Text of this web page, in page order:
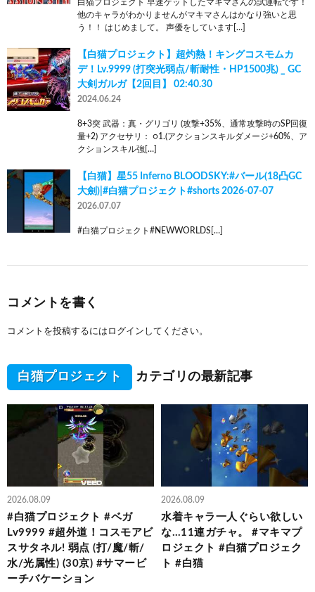
白猫プロジェクト 早速ゲットしたマキマさんの試運転です！
他のキャラがわかりませんがマキマさんはかなり強いと思
う！！ はじめまして。 声優をしています[…]
【白猫プロジェクト】超灼熱！キングコスモムカ
デ！Lv.9999 (打突光弱点/斬耐性・HP1500兆) _ GC
大剣ガルガ【2回目】 02:40.30
2024.06.24
8+3突 武器：真・グリゴリ (攻撃+35%、通常攻撃時のSP回復
量+2) アクセサリ： ○1.(アクションスキルダメージ+60%、ア
クションスキル強[…]
【白猫】星55 Inferno BLOODSKY:#バール(18凸GC
大劍)|#白猫プロジェクト#shorts 2026-07-07
2026.07.07
#白猫プロジェクト#NEWWORLDS[…]
コメントを書く
コメントを投稿するには ログイン してください。
白猫プロジェクト カテゴリの最新記事
2026.08.09
#白猫プロジェクト #ベガ
Lv9999 #超外道！コスモアビ
スサタネル! 弱点 (打/魔/斬/
水/光属性) (30京) #サマービ
ーチバケーション
2026.08.09
水着キャラ一人ぐらい欲しい
な…11連ガチャ。 #マキマプ
ロジェクト #白猫プロジェク
ト #白猫